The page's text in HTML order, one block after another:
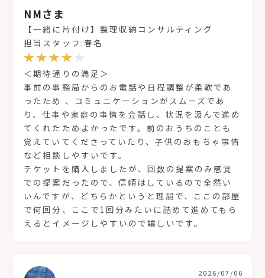
NMさま
【一緒に片付け】整理収納コンサルティング
担当スタッフ:春名
＜期待通りの満足＞
事前の事務局からのお電話や日程調整が柔軟であ
ったため 、コミュニケーションがスムーズであ
り、仕事や家庭の事情を会話し、状況を汲んで進め
てくれたためよかったです。前のおうちのことも
覚えていてくださっていたり、子供のおもちゃ事情
など相談しやすいです。
チケットを購入しましたが、回数の提案のみ感覚
での提案だったので、信頼はしているので全然い
いんですが、どちらかというと理屈で、ここの部屋
で何回分、ここで1回分みたいに詰めて進めてもら
えるとイメージしやすいので嬉しいです。
2026/07/06